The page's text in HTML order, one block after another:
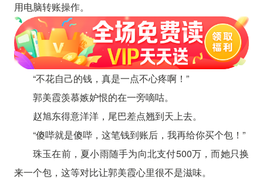
用电脑转账操作。
“不花自己的钱，真是一点不心疼啊！”
郭美霞羡慕嫉妒恨的在一旁嘀咕。
赵旭东得意洋洋，尾巴差点翘到天上去。
“傻哔就是傻哔，这笔钱到账后，我再给你买个包！”
珠玉在前，夏小雨随手为向北支付500万，而她只换
来一个包，这等对比让郭美霞心里很不是滋味。